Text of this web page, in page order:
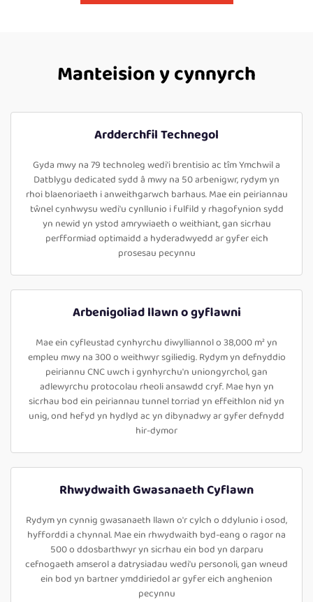
Manteision y cynnyrch
Ardderchfil Technegol
Gyda mwy na 79 technoleg wedi'i brentisio ac tîm Ymchwil a
Datblygu dedicated sydd â mwy na 50 arbenigwr, rydym yn
rhoi blaenoriaeth i anweithgarwch barhaus. Mae ein peiriannau
tŵnel cynhwysu wedi'u cynllunio i fulfild y rhagofynion sydd
yn newid yn ystod amrywiaeth o weithiant, gan sicrhau
perfformiad optimaidd a hyderadwyedd ar gyfer eich
prosesau pecynnu
Arbenigoliad llawn o gyflawni
Mae ein cyfleustad cynhyrchu diwylliannol o 38,000 m² yn
empleu mwy na 300 o weithwyr sgiliedig. Rydym yn defnyddio
peiriannu CNC uwch i gynhyrchu'n uniongyrchol, gan
adlewyrchu protocolau rheoli ansawdd cryf. Mae hyn yn
sicrhau bod ein peiriannau tunnel torriad yn effeithlon nid yn
unig, ond hefyd yn hydlyd ac yn dibynadwy ar gyfer defnydd
hir-dymor
Rhwydwaith Gwasanaeth Cyflawn
Rydym yn cynnig gwasanaeth llawn o'r cylch o ddylunio i osod,
hyfforddi a chynnal. Mae ein rhwydwaith byd-eang o ragor na
500 o ddosbarthwyr yn sicrhau ein bod yn darparu
cefnogaeth amserol a datrysiadau wedi'u personoli, gan wneud
ein bod yn bartner ymddiriedol ar gyfer eich anghenion
pecynnu